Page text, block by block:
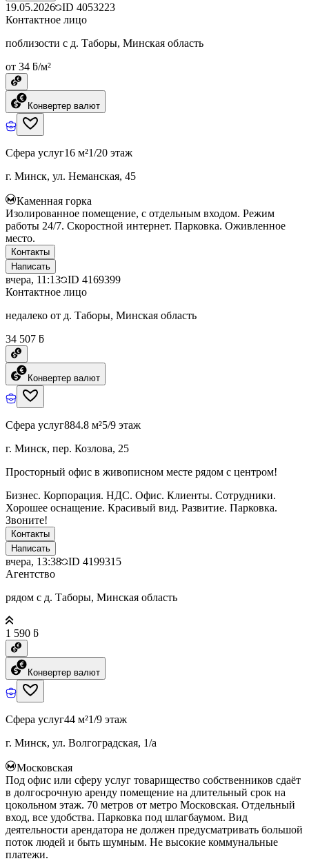
19.05.2026 ID 4053223
Контактное лицо
поблизости с д. Таборы, Минская область
от 34 ƃ/м²
Конвертер валют
Сфера услуг16 м²1/20 этаж
г. Минск, ул. Неманская, 45
Каменная горка
Изолированное помещение, с отдельным входом. Режим
работы 24/7. Скоростной интернет. Парковка. Оживленное
место.
Контакты
Написать
вчера, 11:13 ID 4169399
Контактное лицо
недалеко от д. Таборы, Минская область
34 507 ƃ
Конвертер валют
Сфера услуг884.8 м²5/9 этаж
г. Минск, пер. Козлова, 25
Просторный офис в живописном месте рядом с центром!
Бизнес. Корпорация. НДС. Офис. Клиенты. Сотрудники.
Хорошее оснащение. Красивый вид. Развитие. Парковка.
Звоните!
Контакты
Написать
вчера, 13:38 ID 4199315
Агентство
рядом с д. Таборы, Минская область
1 590 ƃ
Конвертер валют
Сфера услуг44 м²1/9 этаж
г. Минск, ул. Волгоградская, 1/а
Московская
Под офис или сферу услуг товарищество собственников сдаёт
в долгосрочную аренду помещение на длительный срок на
цокольном этаж. 70 метров от метро Московская. Отдельный
вход, все удобства. Парковка под шлагбаумом. Вид
деятельности арендатора не должен предусматривать большой
поток людей и быть шумным. Не высокие коммунальные
платежи.